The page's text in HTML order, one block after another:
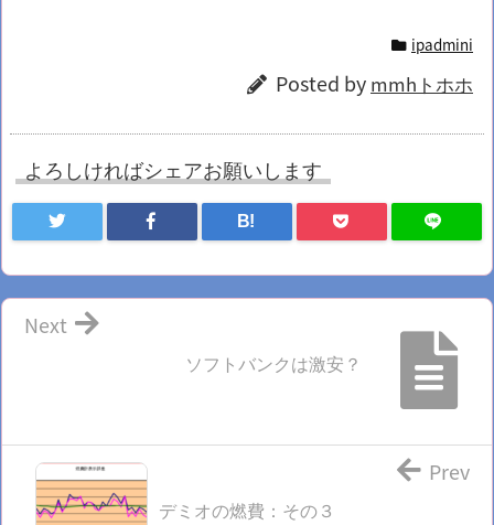
ipadmini
Posted by mmhトホホ
よろしければシェアお願いします
B!
ソフトバンクは激安？
Next
デミオの燃費：その３
Prev